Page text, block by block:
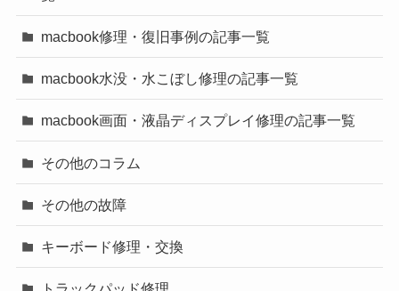
macbook修理・復旧事例の記事一覧
macbook水没・水こぼし修理の記事一覧
macbook画面・液晶ディスプレイ修理の記事一覧
その他のコラム
その他の故障
キーボード修理・交換